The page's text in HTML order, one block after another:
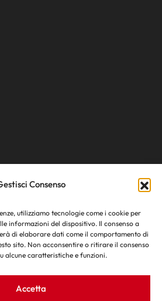
Consenso
utilizziamo tecnologie come i cookie per
informazioni del dispositivo. Il consenso a
di elaborare dati come il comportamento di
sito. Non acconsentire o ritirare il consenso
alcune caratteristiche e funzioni.
Accetta